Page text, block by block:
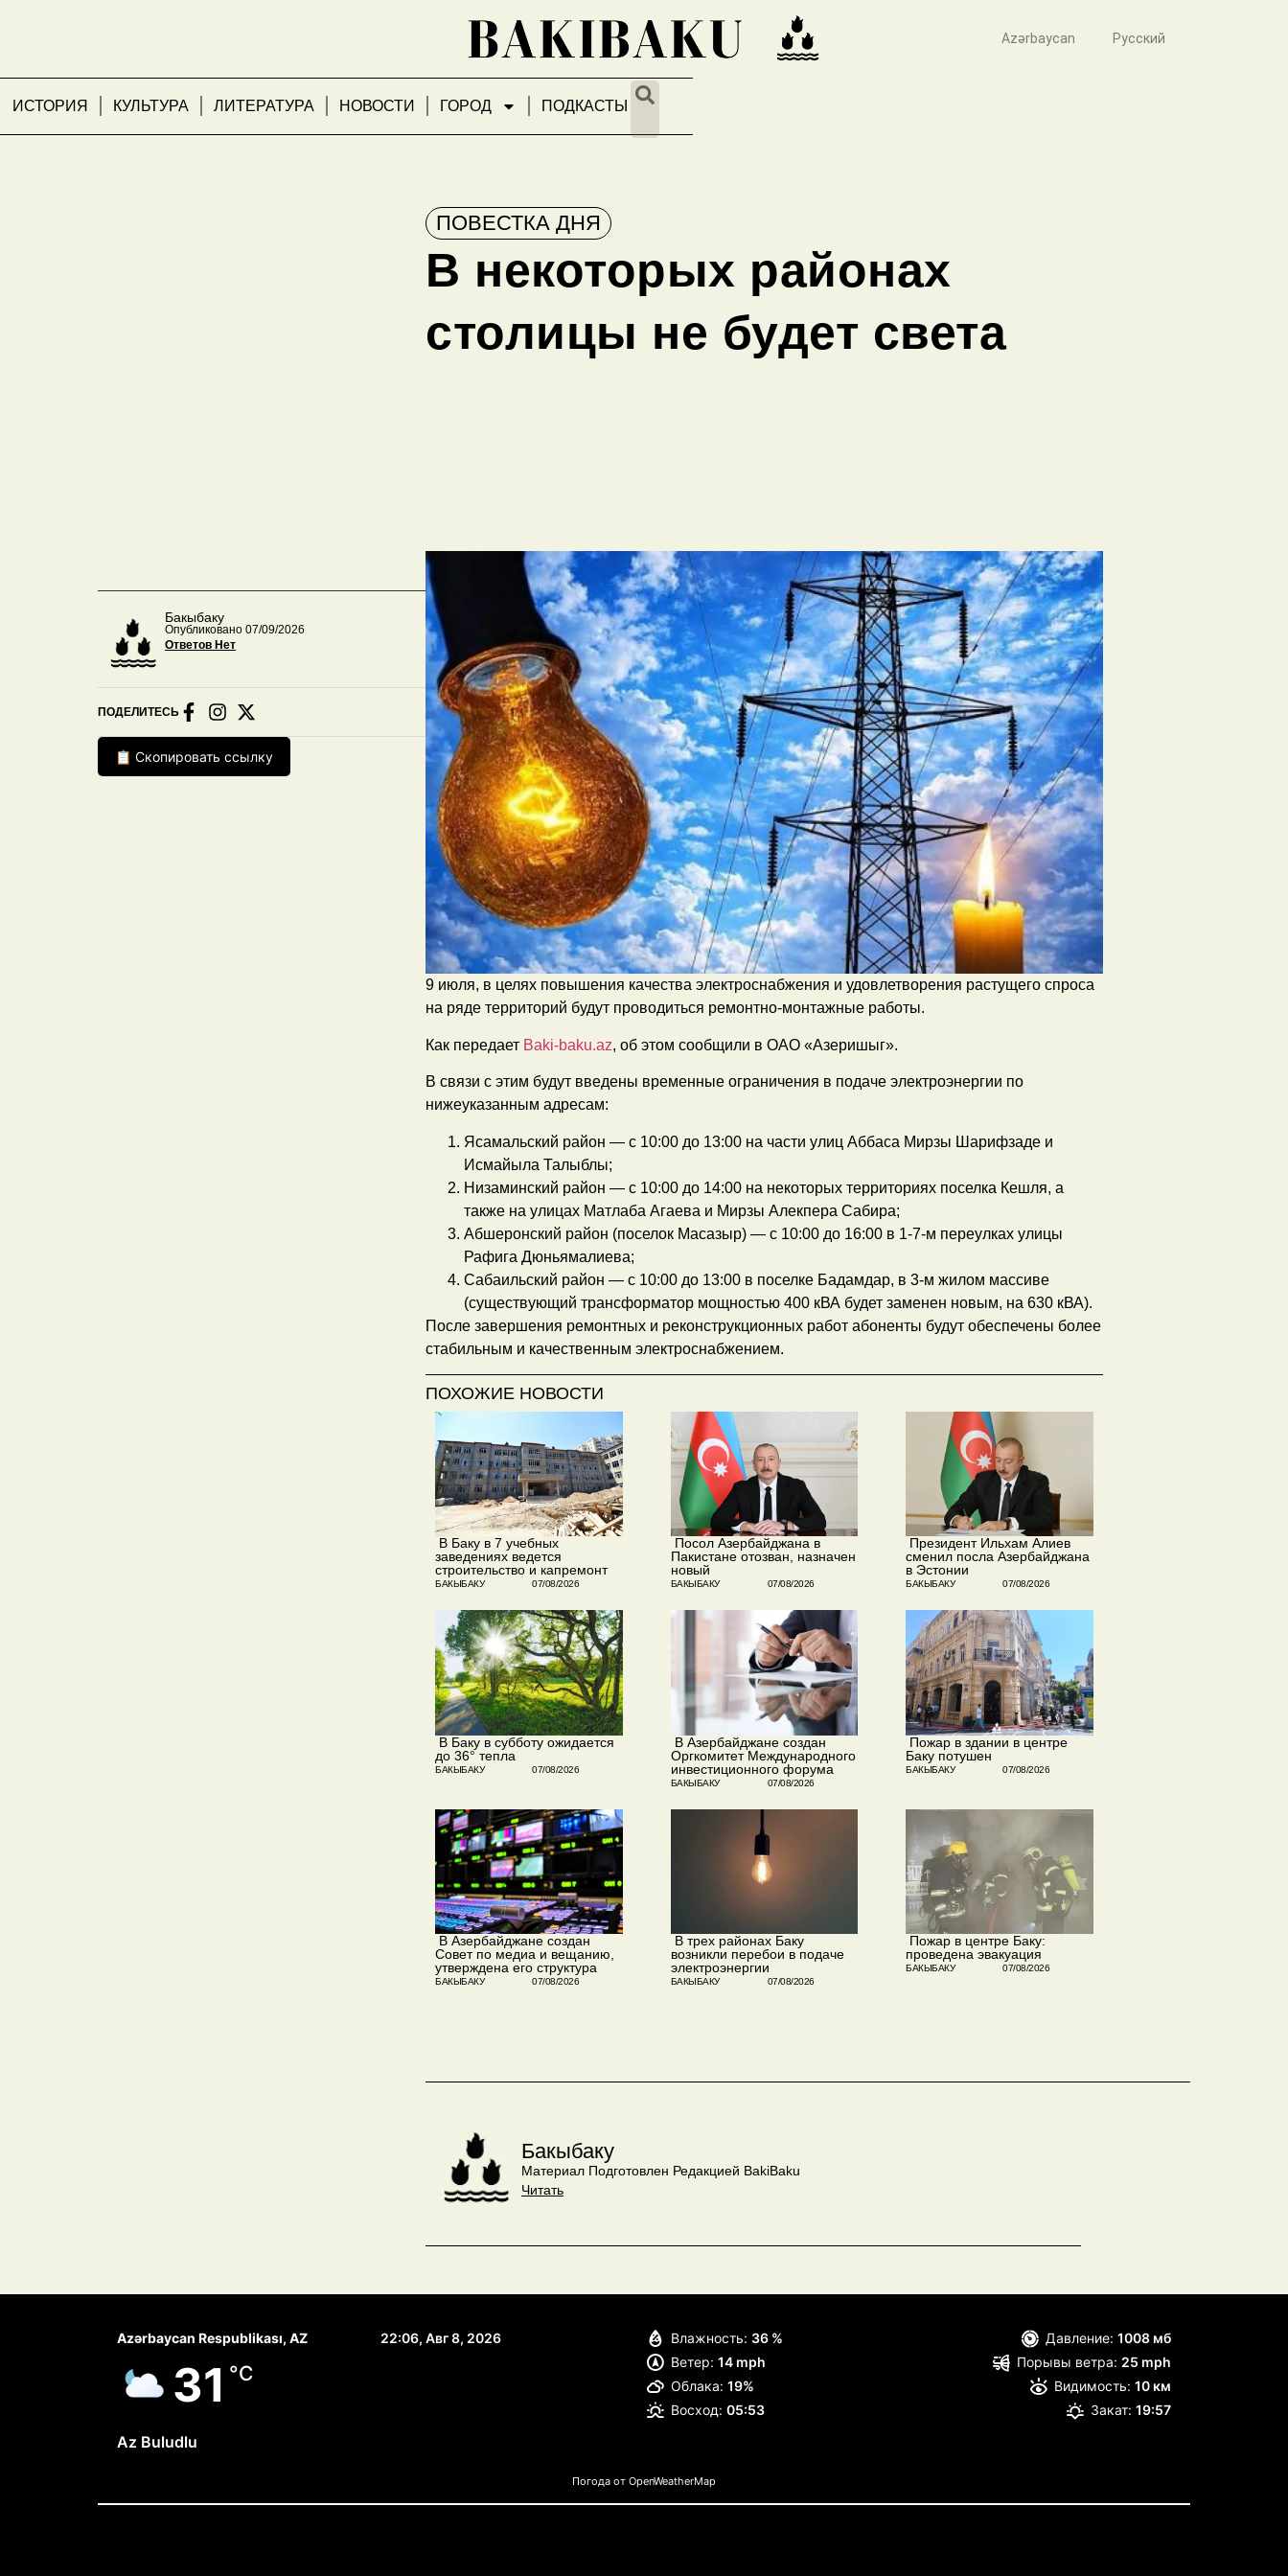
ИСТОРИЯ КУЛЬТУРА ЛИТЕРАТУРА НОВОСТИ ГОРОД ПОДКАСТЫ
Azərbaycan Русский
Бакыбаку
Опубликовано 07/09/2026
Ответов Нет
ПОДЕЛИТЕСЬ
📋 Скопировать ссылку
ПОВЕСТКА ДНЯ
В некоторых районах
столицы не будет света
9 июля, в целях повышения качества электроснабжения и удовлетворения растущего спроса
на ряде территорий будут проводиться ремонтно-монтажные работы.
Как передает Baki-baku.az, об этом сообщили в ОАО «Азеришыг».
В связи с этим будут введены временные ограничения в подаче электроэнергии по
нижеуказанным адресам:
Ясамальский район — с 10:00 до 13:00 на части улиц Аббаса Мирзы Шарифзаде и
Исмайыла Талыблы;
Низаминский район — с 10:00 до 14:00 на некоторых территориях поселка Кешля, а
также на улицах Матлаба Агаева и Мирзы Алекпера Сабира;
Абшеронский район (поселок Масазыр) — с 10:00 до 16:00 в 1-7-м переулках улицы
Рафига Дюньямалиева;
Сабаильский район — с 10:00 до 13:00 в поселке Бадамдар, в 3-м жилом массиве
(существующий трансформатор мощностью 400 кВА будет заменен новым, на 630 кВА).
После завершения ремонтных и реконструкционных работ абоненты будут обеспечены более
стабильным и качественным электроснабжением.
ПОХОЖИЕ НОВОСТИ
​ В Баку в 7 учебных
заведениях ведется
строительство и капремонт
БАКЫБАКУ 07/08/2026
​ Посол Азербайджана в
Пакистане отозван, назначен
новый
БАКЫБАКУ 07/08/2026
​ Президент Ильхам Алиев
сменил посла Азербайджана
в Эстонии
БАКЫБАКУ 07/08/2026
​ В Баку в субботу ожидается
до 36° тепла
БАКЫБАКУ 07/08/2026
​ В Азербайджане создан
Оргкомитет Международного
инвестиционного форума
БАКЫБАКУ 07/08/2026
​ Пожар в здании в центре
Баку потушен
БАКЫБАКУ 07/08/2026
​ В Азербайджане создан
Совет по медиа и вещанию,
утверждена его структура
БАКЫБАКУ 07/08/2026
​ В трех районах Баку
возникли перебои в подаче
электроэнергии
БАКЫБАКУ 07/08/2026
​ Пожар в центре Баку:
проведена эвакуация
БАКЫБАКУ 07/08/2026
Бакыбаку
Материал Подготовлен Редакцией BakiBaku
Читать
Azərbaycan Respublikası, AZ 22:06, Авг 8, 2026
31 °C
Az Buludlu
Влажность: 36 % Давление: 1008 мб
Ветер: 14 mph Порывы ветра: 25 mph
Облака: 19% Видимость: 10 км
Восход: 05:53 Закат: 19:57
Погода от OpenWeatherMap